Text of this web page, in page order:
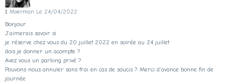
1 Moerman Le 24/04/2022
Bonjour
J'aimerais savoir si
je réserve chez vous du 20 juillet 2022 en soirée au 24 juillet
dois je donner un acompte ?
Avez vous un parking privé ?
Pouvons nous annuler sans frai en cas de soucis ? Merci d'avance bonne fin de
journée